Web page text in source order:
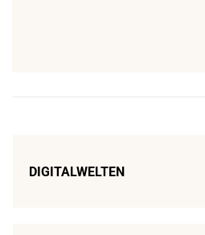
DIGITALWELTEN